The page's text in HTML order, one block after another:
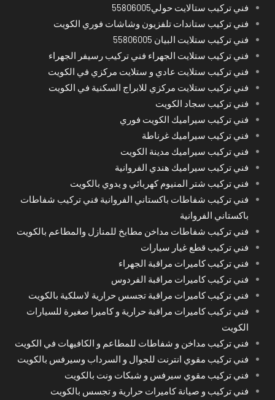
فني تركيب ستالايت حولي55806005
فني تركيب ستاندات تلفزيون وشاشات فوري الكويت
فني تركيب ستلايت البيان 55806005
فني تركيب ستلايت الجهراء فني تركيب رسيفر الجهراء
فني تركيب ستلايت عادي و ستلايت مركزي في الكويت
فني تركيب ستلايت مركزي للابراج السكنية في الكويت
فني تركيب سجاد الكويت
فني تركيب سيراميك الكويت فوري
فني تركيب سيراميك غرناطة
فني تركيب سيراميك مدينة الكويت
فني تركيب سيراميك هندي الفروانية
فني تركيب شتر المنيوم كهربائي و يدوي بالكويت
فني تركيب شفاطات باكستاني الفروانية فني تركيب شفاطات
باكستاني الفروانية
فني تركيب شفاطات مداخن مطابخ للمنازل والمطاعم بالكويت
فني تركيب قطع غيار سيارات
فني تركيب كاميرات مراقبة الجهراء
فني تركيب كاميرات مراقبة الفردوس
فني تركيب كاميرات مراقبة تجسس حرارية لاسلكية بالكويت
فني تركيب كاميرات مراقبة حرارية و كاميرا صغيرة للسيارات
الكويت
فني تركيب مداخن و شفاطات للمطاعم و الكافيهات في الكويت
فني تركيب مقوي انترنت للجوال و السرداب وسيرفس بالكويت
فني تركيب مقوي سيرفس و شبكات ونت بالكويت
فني تركيب و صيانة كاميرات حرارية و تجسس بالكويت